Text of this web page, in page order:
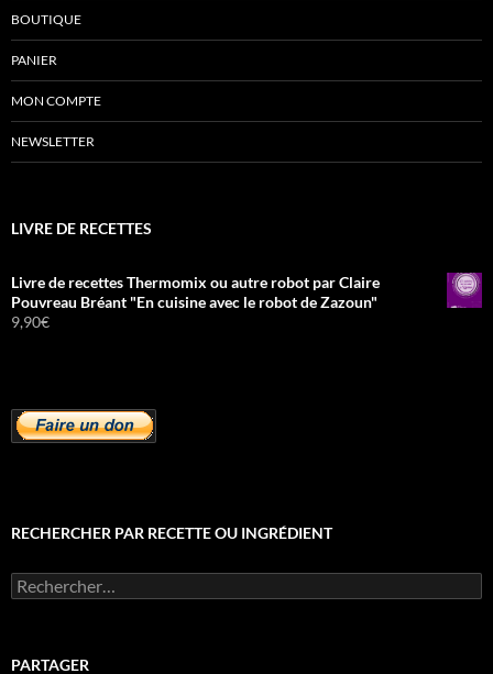
BOUTIQUE
PANIER
MON COMPTE
NEWSLETTER
LIVRE DE RECETTES
Livre de recettes Thermomix ou autre robot par Claire
Pouvreau Bréant "En cuisine avec le robot de Zazoun"
9,90€
RECHERCHER PAR RECETTE OU INGRÉDIENT
Rechercher :
PARTAGER